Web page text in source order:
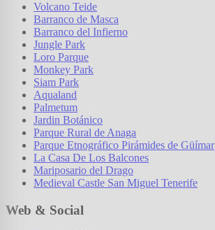
Volcano Teide
Barranco de Masca
Barranco del Infierno
Jungle Park
Loro Parque
Monkey Park
Siam Park
Aqualand
Palmetum
Jardin Botánico
Parque Rural de Anaga
Parque Etnográfico Pirámides de Güímar
La Casa De Los Balcones
Mariposario del Drago
Medieval Castle San Miguel Tenerife
Web & Social